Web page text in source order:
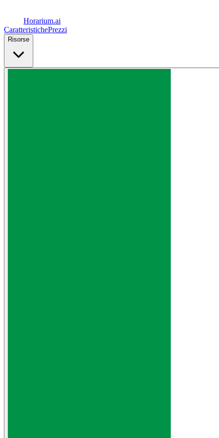
Horarium.ai
CaratteristichePrezzi
Risorse